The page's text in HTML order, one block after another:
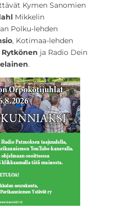
Kymen Sanomien
Mikkelin
Polku-lehden
, Kotimaa-lehden
Rytkönen ja Radio Dein
.